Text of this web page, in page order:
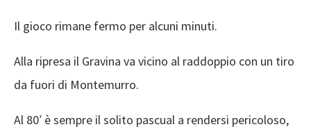
Il gioco rimane fermo per alcuni minuti.
Alla ripresa il Gravina va vicino al raddoppio con un tiro
da fuori di Montemurro.
Al 80′ è sempre il solito pascual a rendersi pericoloso,